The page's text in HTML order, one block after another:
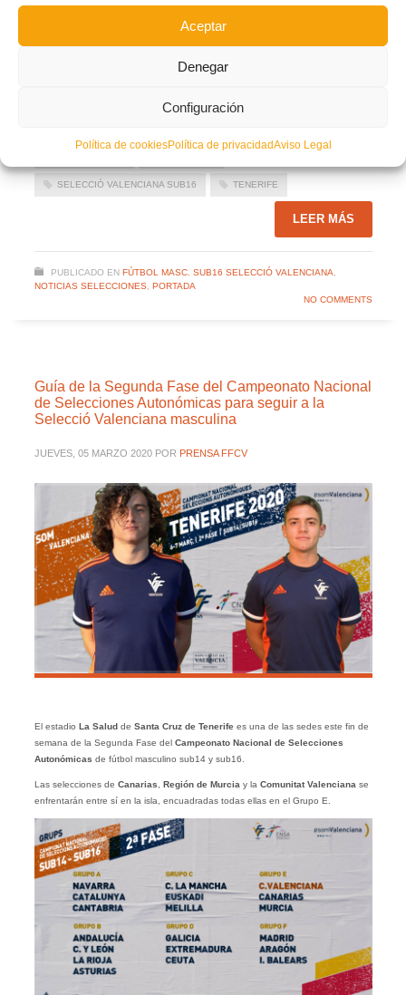
Aceptar
Denegar
Configuración
Política de cookiesPolítica de privacidadAviso Legal
Facebook
TwitterCompartir
SELECCIÓ VALENCIANA SUB16 TENERIFE
LEER MÁS
PUBLICADO EN FÚTBOL MASC. SUB16 SELECCIÓ VALENCIANA
NOTICIAS SELECCIONES, PORTADA
NO COMMENTS
Guía de la Segunda Fase del Campeonato Nacional
de Selecciones Autonómicas para seguir a la
Selecció Valenciana masculina
JUEVES, 05 MARZO 2020 POR PRENSA FFCV
El estadio La Saludde Santa Cruz de Tenerifees una de las sedes este fin de
semana de la Segunda Fase del Campeonato Nacional de Selecciones
Autonómicas de fútbol masculino sub14 y sub16.
Las selecciones de Canarias Región de Murcia y la Comunitat Valenciana se
enfrentarán entre sí en la isla, encuadradas todas ellas en el Grupo E.